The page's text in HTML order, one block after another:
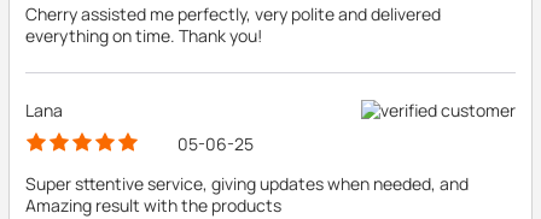
Cherry assisted me perfectly, very polite and delivered
everything on time. Thank you!
Lana
05-06-25
Super sttentive service, giving updates when needed, and
Amazing result with the products